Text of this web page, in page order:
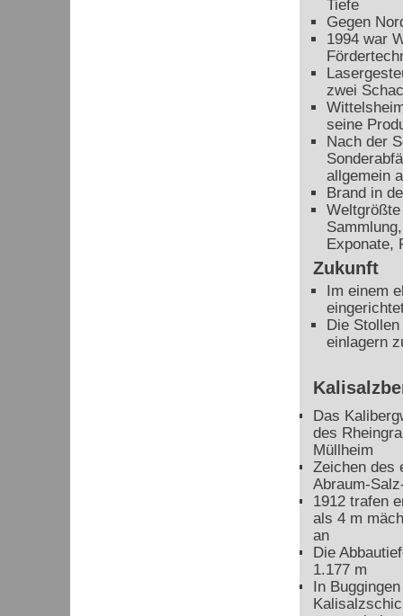
Tiefe
Gegen
1994 war
zwei
seine
Nach der
allgemein
Brand in
Exponate,
Zukunft
Im einem
Die
einlagern
Das
des
Müllheim
Zeichen des
Abraum-
1912 trafen
als 4 m
an
Die
1.177 m
In